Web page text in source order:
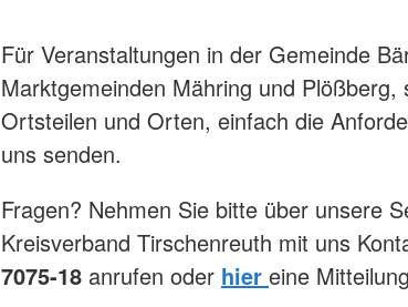
Für Veranstaltungen in der Gemeinde
Marktgemeinden Mähring und
Ortsteilen und Orten, einfach die
uns senden.
Fragen? Nehmen Sie bitte über unsere
Kreisverband Tirschenreuth mit uns
7075-18 anrufen oder hier eine